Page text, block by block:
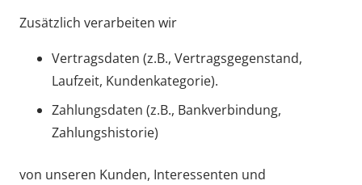
Zusätzlich verarbeiten wir
Vertragsdaten (z.B., Vertragsgegenstand,
Laufzeit, Kundenkategorie).
Zahlungsdaten (z.B., Bankverbindung,
Zahlungshistorie)
von unseren Kunden, Interessenten und